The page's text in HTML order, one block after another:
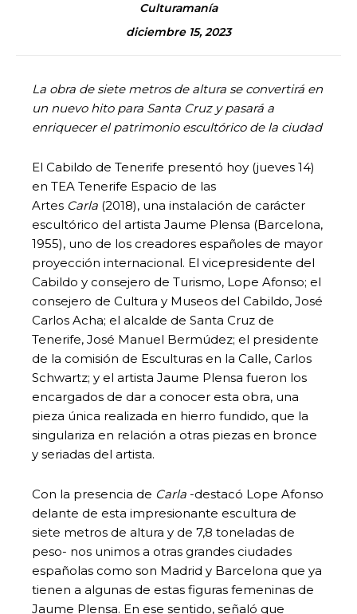
Culturamanía
diciembre 15, 2023
La obra de siete metros de altura se convertirá en
un nuevo hito para Santa Cruz y pasará a
enriquecer el patrimonio escultórico de la ciudad
El Cabildo de Tenerife presentó hoy (jueves 14)
en TEA Tenerife Espacio de las
Artes Carla (2018), una instalación de carácter
escultórico del artista Jaume Plensa (Barcelona,
1955), uno de los creadores españoles de mayor
proyección internacional. El vicepresidente del
Cabildo y consejero de Turismo, Lope Afonso; el
consejero de Cultura y Museos del Cabildo, José
Carlos Acha; el alcalde de Santa Cruz de
Tenerife, José Manuel Bermúdez; el presidente
de la comisión de Esculturas en la Calle, Carlos
Schwartz; y el artista Jaume Plensa fueron los
encargados de dar a conocer esta obra, una
pieza única realizada en hierro fundido, que la
singulariza en relación a otras piezas en bronce
y seriadas del artista.
Con la presencia de Carla -destacó Lope Afonso
delante de esta impresionante escultura de
siete metros de altura y de 7,8 toneladas de
peso- nos unimos a otras grandes ciudades
españolas como son Madrid y Barcelona que ya
tienen a algunas de estas figuras femeninas de
Jaume Plensa. En ese sentido, señaló que